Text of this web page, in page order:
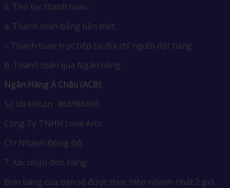
6. Thủ tục thanh toán:
a. Thanh toán bằng tiền mặt:
– Thanh toán trực tiếp tại địa chỉ người đặt hàng
b. Thanh toán qua Ngân hàng:
Ngân Hàng Á Châu (ACB)
Số tài khoản : 866986698
Công Ty TNHH Love Arts
Chi Nhánh Đông Đô
7. Xác nhận đơn hàng:
Đơn hàng của bạn sẽ được thực hiện nhanh nhất 2 giờ